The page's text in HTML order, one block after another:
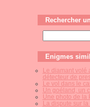
Rechercher
Enigmes
Le diamant volé
détecteur de
Le vol dans le
Un goéland, un
Une photo de la
La dispute sur